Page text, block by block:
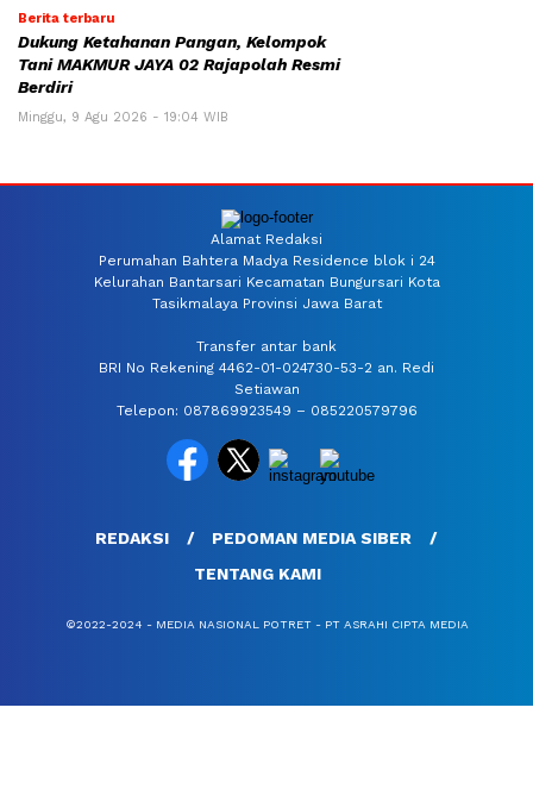
Berita terbaru
Dukung Ketahanan Pangan, Kelompok
Tani MAKMUR JAYA 02 Rajapolah Resmi
Berdiri
Minggu, 9 Agu 2026 - 19:04 WIB
Alamat Redaksi
Perumahan Bahtera Madya Residence blok i 24
Kelurahan Bantarsari Kecamatan Bungursari Kota
Tasikmalaya Provinsi Jawa Barat
Transfer antar bank
BRI No Rekening 4462-01-024730-53-2 an. Redi
Setiawan
Telepon: 087869923549 – 085220579796
REDAKSI
PEDOMAN MEDIA SIBER
TENTANG KAMI
©2022-2024 - MEDIA NASIONAL POTRET - PT ASRAHI CIPTA MEDIA